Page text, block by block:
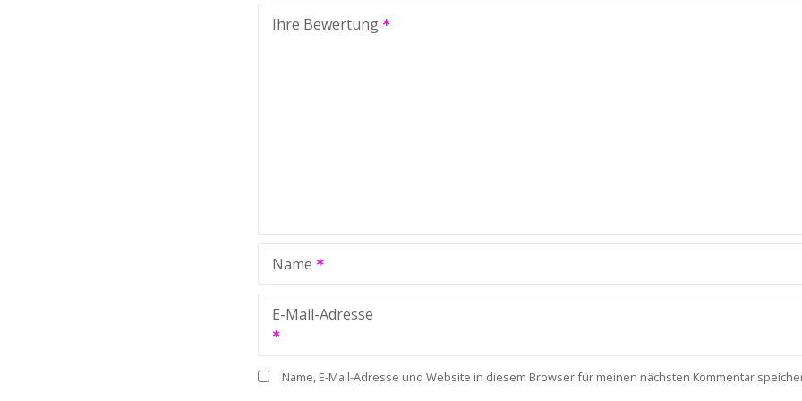
Ihre Bewertung
Name
E-Mail-Adresse
Name, E-Mail-Adresse und Website in diesem Browser für meinen nächsten Kommentar